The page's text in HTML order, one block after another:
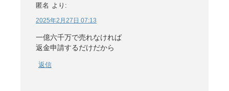
匿名 より:
2025年2月27日 07:13
一億六千万で売れなければ
返金申請するだけだから
返信